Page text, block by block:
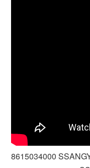
8615034000